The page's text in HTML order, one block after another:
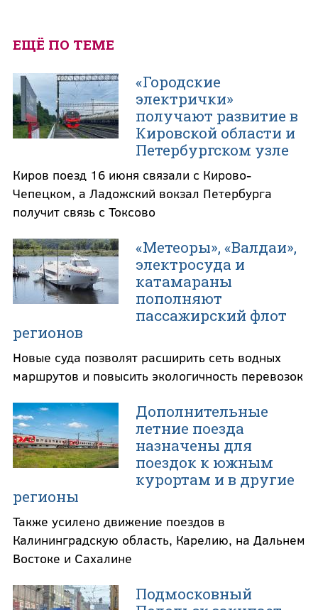
ЕЩЁ ПО ТЕМЕ
«Городские
электрички»
получают развитие в
Кировской области и
Петербургском узле
Киров поезд 16 июня связали с Кирово-
Чепецком, а Ладожский вокзал Петербурга
получит связь с Токсово
«Метеоры», «Валдаи»,
электросуда и
катамараны
пополняют
пассажирский флот
регионов
Новые суда позволят расширить сеть водных
маршрутов и повысить экологичность перевозок
Дополнительные
летние поезда
назначены для
поездок к южным
курортам и в другие
регионы
Также усилено движение поездов в
Калининградскую область, Карелию, на Дальнем
Востоке и Сахалине
Подмосковный